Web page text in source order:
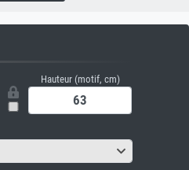
Hauteur (motif, cm)